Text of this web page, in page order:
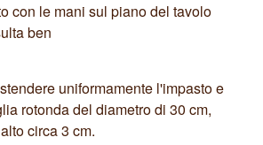
con le mani sul piano del tavolo
ben
uniformamente l'impasto e
rotonda del diametro di 30 cm,
circa 3 cm.